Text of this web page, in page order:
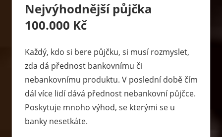
Nejvýhodnější půjčka
100.000 Kč
Každý, kdo si bere půjčku, si musí rozmyslet,
zda dá přednost bankovnímu či
nebankovnímu produktu. V poslední době čím
dál více lidí dává přednost nebankovní půjčce.
Poskytuje mnoho výhod, se kterými se u
banky nesetkáte.